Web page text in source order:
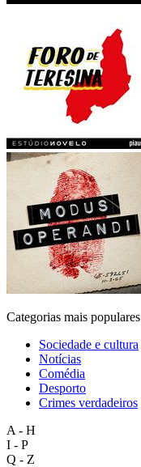
Categorias mais populares
Sociedade e cultura
Notícias
Comédia
Desporto
Crimes verdadeiros
A - H
I - P
Q - Z